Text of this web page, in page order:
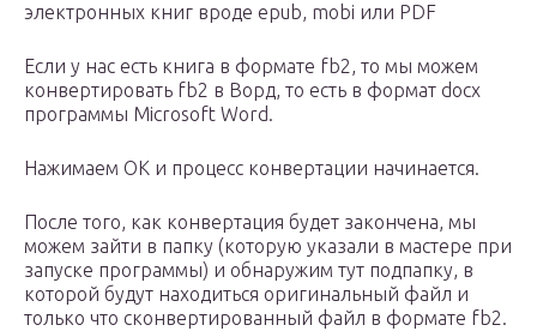
электронных книг вроде epub, mobi или PDF
Если у нас есть книга в формате fb2, то мы можем
конвертировать fb2 в Ворд, то есть в формат docx
программы Microsoft Word.
Нажимаем ОК и процесс конвертации начинается.
После того, как конвертация будет закончена, мы
можем зайти в папку (которую указали в мастере при
запуске программы) и обнаружим тут подпапку, в
которой будут находиться оригинальный файл и
только что сконвертированный файл в формате fb2.